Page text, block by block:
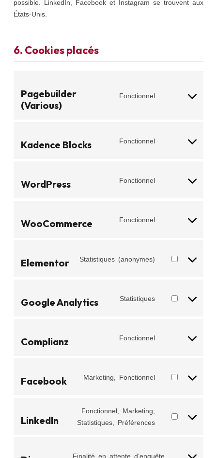
possible. LinkedIn, Facebook et Instagram se trouvent aux
États-Unis.
6. Cookies placés
Pagebuilder
(Various)
Fonctionnel
Kadence Blocks Fonctionnel
WordPress Fonctionnel
WooCommerce Fonctionnel
Elementor Statistiques (anonymes)
Google Analytics Statistiques
Complianz Fonctionnel
Facebook Marketing, Fonctionnel
LinkedIn
Fonctionnel, Marketing,
Statistiques, Préférences
Finalité en attente d’enquête